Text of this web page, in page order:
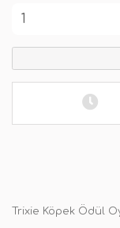
Trixie Köpek Ödül